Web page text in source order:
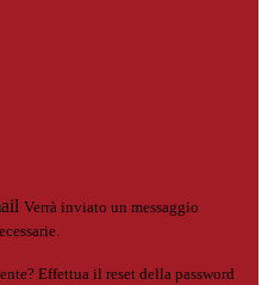
Verrà inviato un messaggio
Effettua il reset della password